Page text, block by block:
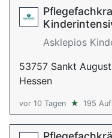
Asklepios
53757 Sankt
Hessen
vor 10 Tagen ★ 195